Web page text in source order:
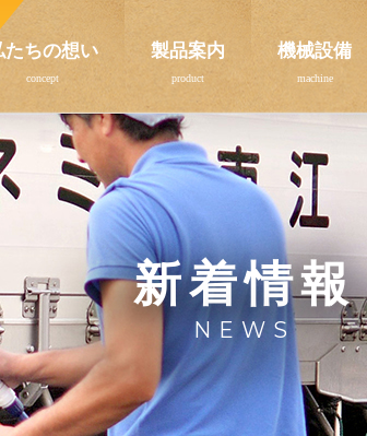
たちの想い 製品案内 機械設備
新着情報